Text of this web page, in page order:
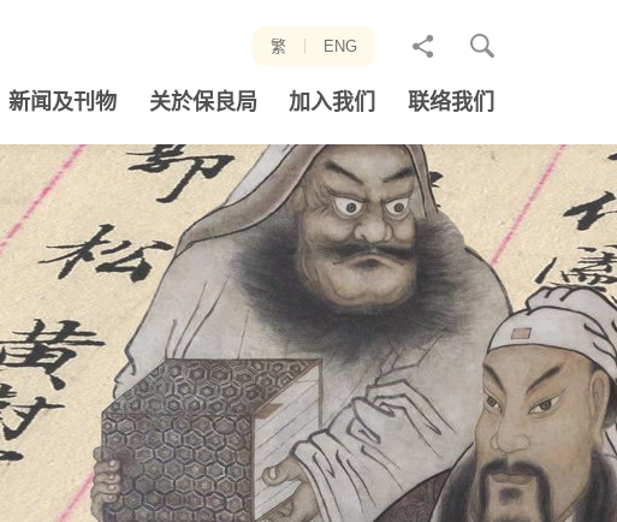
繁 ENG
分
至
新闻及刊物 关於保良局 加入我们 联络我们